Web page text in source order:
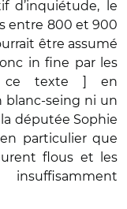
d’inquiétude, le
entre 800 et 900
être assumé
in fine par les
ce texte ] en
blanc-seing ni un
députée Sophie
particulier que
flous et les